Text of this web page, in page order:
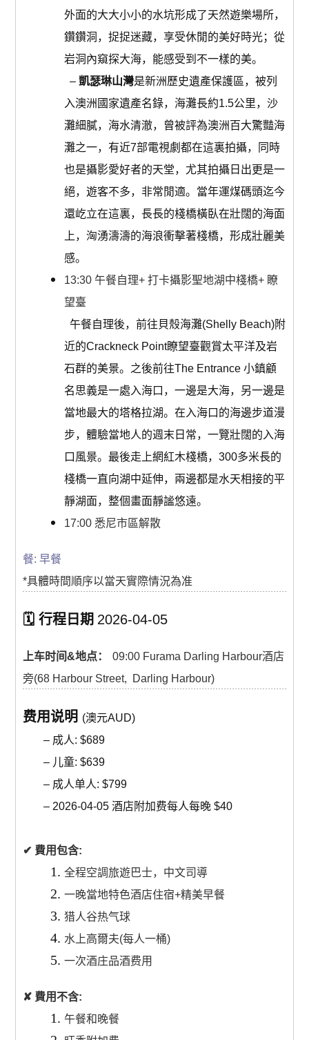
外面的大大小小的水坑形成了天然遊樂場所，
鑽鑽洞，捉捉迷藏，享受休閒的美好時光；從
岩洞內窺探大海，能感受到不一樣的美‏。
–凱瑟琳山灣是新洲歷史遺產保護區，被列
入澳洲國家遺產名錄，海灘長約1.5公里，沙
灘細膩，海水清澈，曾被評為澳洲百大驚豔海
灘之一，有近7部電視劇都在這裏拍攝，同時
也是攝影愛好者的天堂，尤其拍攝日出更是一
絕，遊客不多，非常閒適。當年運煤碼頭迄今
還屹立在這裏，長長的棧橋橫臥在壯闊的海面
上，洶湧濤濤的海浪衝擊著棧橋，形成壯麗美
感。
13:30 午餐自理+ 打卡攝影聖地湖中棧橋+ 瞭
望臺
午餐自理後，前往貝殼海灘(Shelly Beach)附
近的Crackneck Point瞭望臺觀賞太平洋及岩
石群的美景。之後前往The Entrance 小鎮顧
名思義是一處入海口，一邊是大海，另一邊是
當地最大的塔格拉湖。在入海口的海邊步道漫
步，體驗當地人的週末日常，一覽壯闊的入海
口風景。最後走上網紅木棧橋，300多米長的
棧橋一直向湖中延伸，兩邊都是水天相接的平
靜湖面，整個畫面靜謐悠遠。
17:00 悉尼市區解散
餐: 早餐
*具體時間順序以當天實際情況為准
🗓️ 行程日期 2026-04-05
上车时间&地点：
09:00 Furama Darling Harbour酒店
旁(68 Harbour Street, Darling Harbour)
费用说明 (澳元AUD)
– 成人: $689
– 儿童: $639
– 成人单人: $799
– 2026-04-05 酒店附加费每人每晚 $40
✔ 費用包含:
全程空調旅遊巴士，中文司導
一晚當地特色酒店住宿+精美早餐
猎人谷热气球
水上高爾夫(每人一桶)
一次酒庄品酒费用
✘ 費用不含:
午餐和晚餐